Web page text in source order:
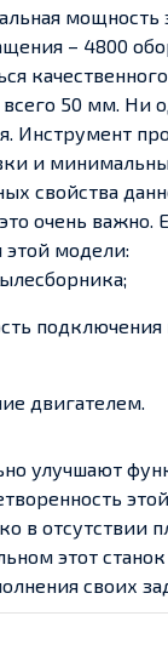
мощность
– 4800
50 мм. Ни
Инструмент
и
свойства
очень важно.
модели:
подключения
двигателем.
улучшают
в отсутствии
этот
своих